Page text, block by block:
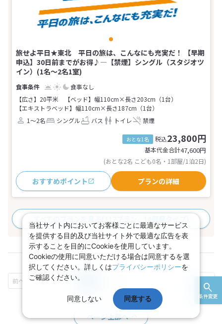
条件変更
旅せよ平日★東北 平日の旅は、こんなにも充実だ！ 【早期
申込】30日前までがお得♪―【禁煙】シングル（スタジオツ
イン）(1名～2名1室)
食事なし
【広さ】20平米
【ベッド】幅110cm×長さ203cm（1台）
【エキストラベッド】幅110cm×長さ187cm（1台）
1～2名
シングル バス トイレ 禁煙
おとな1名 税込23,800円
基本代金合計47,600円
(おとな2名 こども0名・1部屋/1泊2日)
おすすめポイント プランの詳細
ページ上部へ
当社サイト内においてお客様ごとに最適なサービス
を提供する目的及び当社サイト外で最適な広告を表
示することを目的にCookieを使用しています。
Cookieの使用に同意いただける場合は同意するを選
択してください。詳しくはプライバシーポリシーを
ご確認ください。
同意しない 同意する